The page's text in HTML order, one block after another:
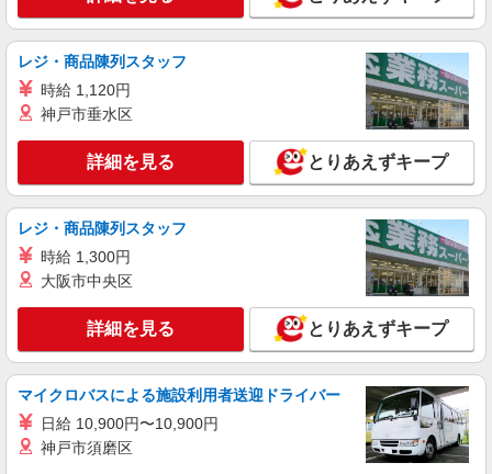
レジ・商品陳列スタッフ
時給 1,120円
神戸市垂水区
詳細を見る とりあえずキープ
レジ・商品陳列スタッフ
時給 1,300円
大阪市中央区
詳細を見る とりあえずキープ
マイクロバスによる施設利用者送迎ドライバー
日給 10,900円〜10,900円
神戸市須磨区